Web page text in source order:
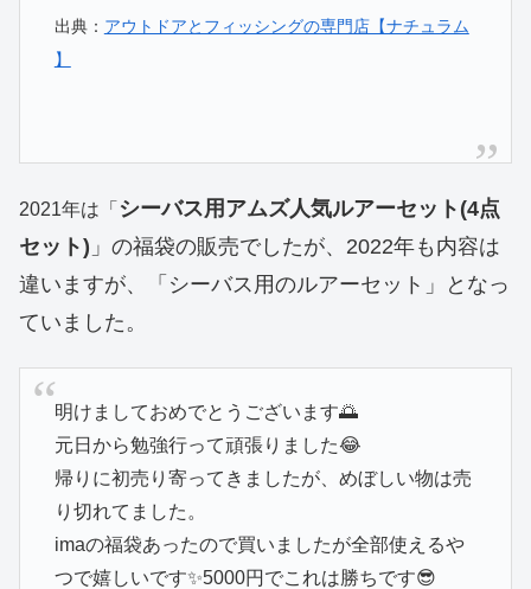
出典： アウトドアとフィッシングの専門店【ナチュラム
】
2021年は「 シーバス用アムズ人気ルアーセット(4点
セット) 」の福袋の販売でしたが、2022年も内容は
違いますが、「シーバス用のルアーセット」となっ
ていました。
明けましておめでとうございます🌅
元日から勉強行って頑張りました😂
帰りに初売り寄ってきましたが、めぼしい物は売
り切れてました。
imaの福袋あったので買いましたが全部使えるや
つで嬉しいです✨5000円でこれは勝ちです😎